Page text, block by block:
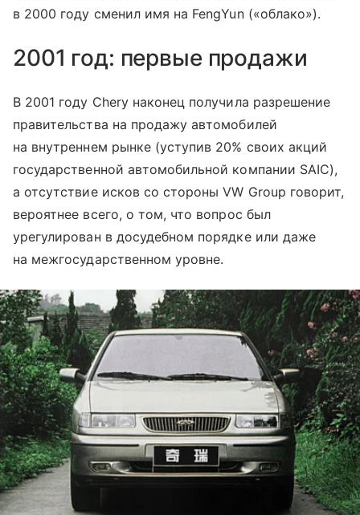
в 2000 году сменил имя на FengYun («облако»).
2001 год: первые продажи
В 2001 году Chery наконец получила разрешение
правительства на продажу автомобилей
на внутреннем рынке (уступив 20% своих акций
государственной автомобильной компании SAIC),
а отсутствие исков со стороны VW Group говорит,
вероятнее всего, о том, что вопрос был
урегулирован в досудебном порядке или даже
на межгосударственном уровне.